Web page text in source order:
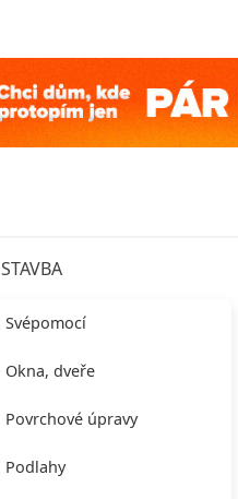
STAVBA
Svépomocí
Okna, dveře
Povrchové úpravy
Podlahy